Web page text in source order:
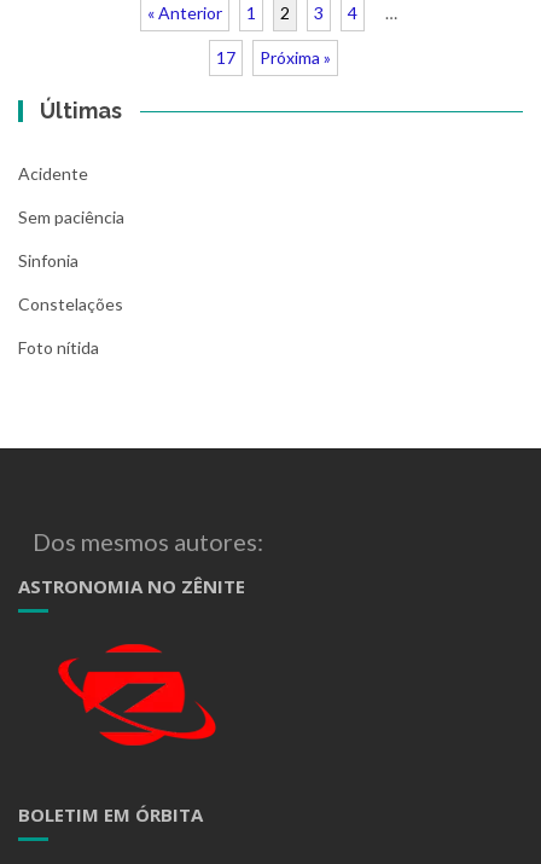
« Anterior 1 2 3 4 …
17 Próxima »
Últimas
Acidente
Sem paciência
Sinfonia
Constelações
Foto nítida
Dos mesmos autores:
ASTRONOMIA NO ZÊNITE
BOLETIM EM ÓRBITA